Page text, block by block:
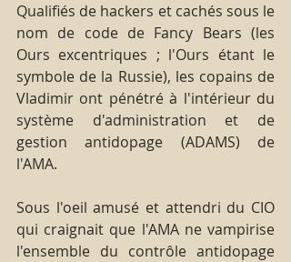
Qualifiés de hackers et cachés sous le
nom de code de Fancy Bears (les
Ours excentriques ; l'Ours étant le
symbole de la Russie), les copains de
Vladimir ont pénétré à l'intérieur du
système d'administration et de
gestion antidopage (ADAMS) de
l'AMA.
Sous l'oeil amusé et attendri du CIO
qui craignait que l'AMA ne vampirise
l'ensemble du contrôle antidopage